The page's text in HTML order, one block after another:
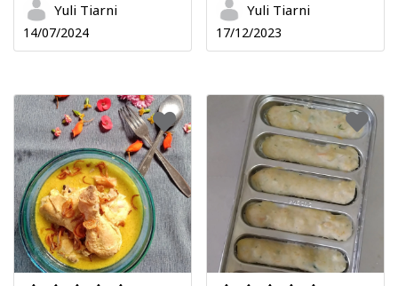
Yuli Tiarni
14/07/2024
Yuli Tiarni
17/12/2023